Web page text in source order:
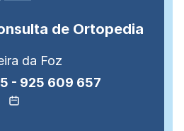
de Ortopedia
da Foz
- 925 609 657